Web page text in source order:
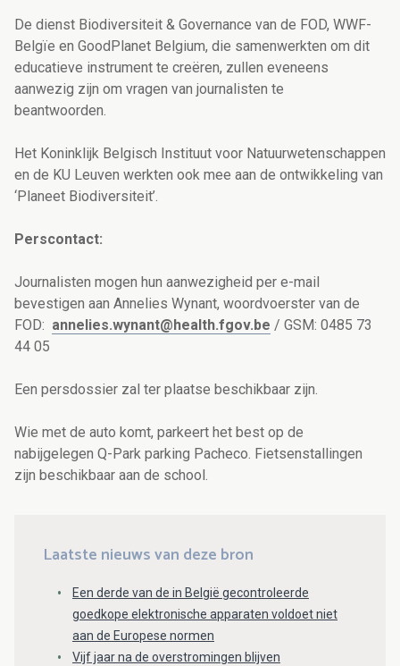
De dienst Biodiversiteit & Governance van de FOD, WWF-
Belgïe en GoodPlanet Belgium, die samenwerkten om dit
educatieve instrument te creëren, zullen eveneens
aanwezig zijn om vragen van journalisten te
beantwoorden.
Het Koninklijk Belgisch Instituut voor Natuurwetenschappen
en de KU Leuven werkten ook mee aan de ontwikkeling van
‘Planeet Biodiversiteit’.
Perscontact:
Journalisten mogen hun aanwezigheid per e-mail
bevestigen aan Annelies Wynant, woordvoerster van de
FOD: annelies.wynant@health.fgov.be / GSM: 0485 73
44 05
Een persdossier zal ter plaatse beschikbaar zijn.
Wie met de auto komt, parkeert het best op de
nabijgelegen Q-Park parking Pacheco. Fietsenstallingen
zijn beschikbaar aan de school.
Laatste nieuws van deze bron
Een derde van de in België gecontroleerde
goedkope elektronische apparaten voldoet niet
aan de Europese normen
Vijf jaar na de overstromingen blijven